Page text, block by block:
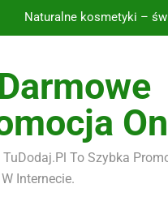
Naturalne kosmetyki –
tworzyć, przechowywać i
2 cm – nowoczesne
Naturalne kosmetyki –
To Szybka
Internecie.